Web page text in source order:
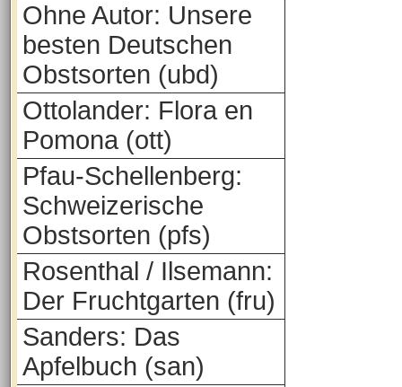
Ohne Autor: Unsere
besten Deutschen
Obstsorten (ubd)
Ottolander: Flora en
Pomona (ott)
Pfau-Schellenberg:
Schweizerische
Obstsorten (pfs)
Rosenthal / Ilsemann:
Der Fruchtgarten (fru)
Sanders: Das
Apfelbuch (san)